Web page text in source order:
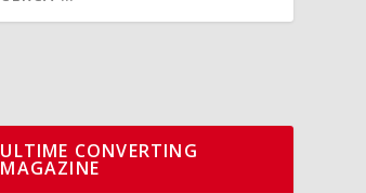
ULTIME CONVERTING
MAGAZINE